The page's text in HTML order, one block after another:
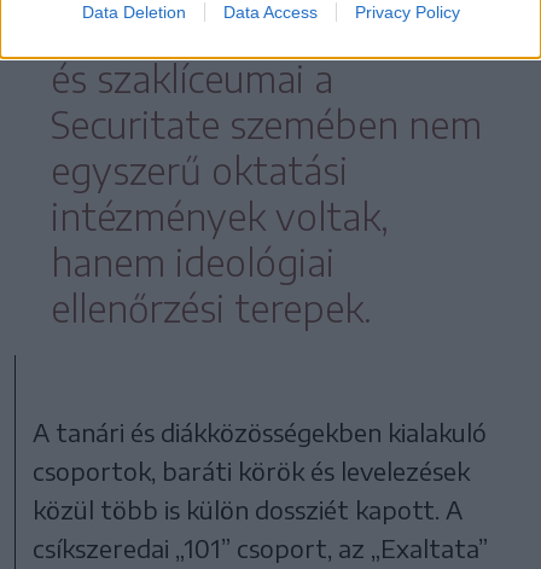
Data Deletion Data Access Privacy Policy
1970-es évek középiskolái
és szaklíceumai a
Securitate szemében nem
egyszerű oktatási
intézmények voltak,
hanem ideológiai
ellenőrzési terepek.
A tanári és diákközösségekben kialakuló
csoportok, baráti körök és levelezések
közül több is külön dossziét kapott. A
csíkszeredai „101” csoport, az „Exaltata”